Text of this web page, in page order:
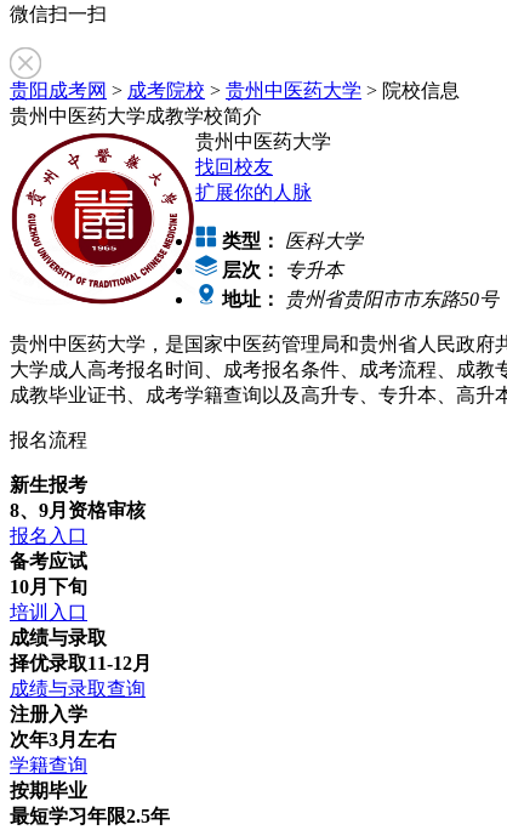
微信扫一扫
贵阳成考网 > 成考院校 > 贵州中医药大学 > 院校信息
贵州中医药大学成教学校简介
贵州中医药大学
找回校友
扩展你的人脉
类型：
医科大学
层次：
专升本
地址：
贵州省贵阳市市东路50号
贵州中医药大学，是国家中医药管理局和贵州省人民政
大学成人高考报名时间、成考报名条件、成考流程、成
成教毕业证书、成考学籍查询以及高升专、专升本、高升
报名流程
新生报考
8、9月资格审核
报名入口
备考应试
10月下旬
培训入口
成绩与录取
择优录取11-12月
成绩与录取查询
注册入学
次年3月左右
学籍查询
按期毕业
最短学习年限2.5年